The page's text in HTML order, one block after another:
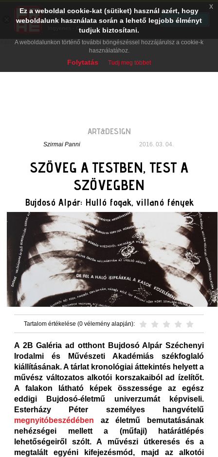
ART&DESIGN
Szirmai Panni 2016. 03. 04.
SZÖVEG A TESTBEN, TEST A
SZÖVEGBEN
Bujdosó Alpár: Hulló fogak, villanó fények
Tartalom értékelése (0 vélemény alapján):
A 2B Galéria ad otthont Bujdosó Alpár Széchenyi
Irodalmi és Művészeti Akadémiás székfoglaló
kiállításának. A tárlat kronológiai áttekintés helyett a
művész változatos alkotói korszakaiból ad ízelítőt.
A falakon látható képek összessége az egész
eddigi Bujdosó-életmű univerzumát képviseli.
Esterházy Péter személyes hangvételű
megnyitóbeszédében az életmű bemutatásának
nehézségei mellett a (műfaji) határátlépés
lehetőségeiről szólt. A művészi útkeresés és a
megtalált egyéni kifejezésmód, majd az alkotói
Ez a weboldal cookie-kat (sütiket) használ azért, hogy
weboldalunk használata során a lehető legjobb élményt
tudjuk biztosítani.
A weboldalunkon történő további böngészéssel hozzájárulsz a cookie-k
használatához.
Folytatás Tudj meg többet
x
PRAE.HU
Digital Evolution
Ingyenes - Google Play
TELEPÍTÉS